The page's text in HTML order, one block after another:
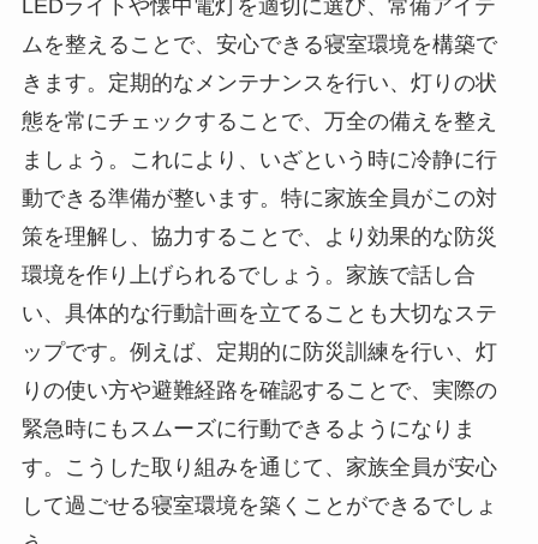
LEDライトや懐中電灯を適切に選び、常備アイテ
ムを整えることで、安心できる寝室環境を構築で
きます。定期的なメンテナンスを行い、灯りの状
態を常にチェックすることで、万全の備えを整え
ましょう。これにより、いざという時に冷静に行
動できる準備が整います。特に家族全員がこの対
策を理解し、協力することで、より効果的な防災
環境を作り上げられるでしょう。家族で話し合
い、具体的な行動計画を立てることも大切なステ
ップです。例えば、定期的に防災訓練を行い、灯
りの使い方や避難経路を確認することで、実際の
緊急時にもスムーズに行動できるようになりま
す。こうした取り組みを通じて、家族全員が安心
して過ごせる寝室環境を築くことができるでしょ